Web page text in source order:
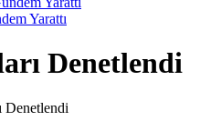
Yarattı
Denetlendi
Denetlendi